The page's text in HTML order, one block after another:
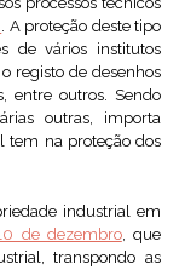
. A proteção deste tipo
de vários institutos
registo de desenhos
entre outros. Sendo
outras, importa
tem na proteção dos
industrial em
de dezembro, que
transpondo as